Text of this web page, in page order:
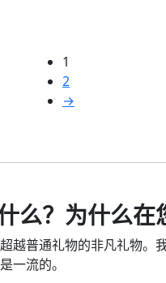
1
2
→
么？为什么在
越普通礼物的非凡礼物。
一流的。